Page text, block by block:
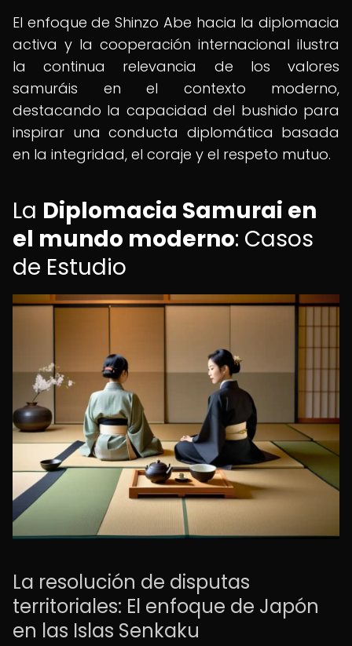
El enfoque de Shinzo Abe hacia la diplomacia
activa y la cooperación internacional ilustra
la continua relevancia de los valores
samuráis en el contexto moderno,
destacando la capacidad del bushido para
inspirar una conducta diplomática basada
en la integridad, el coraje y el respeto mutuo.
La Diplomacia Samurai en
el mundo moderno: Casos
de Estudio
La resolución de disputas
territoriales: El enfoque de Japón
en las Islas Senkaku